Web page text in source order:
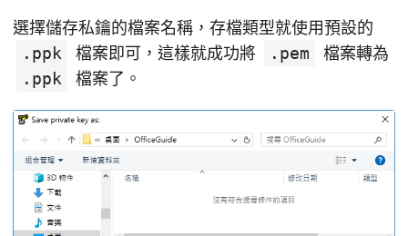
選擇儲存私鑰的檔案名稱，存檔類型就使用預設的
.ppk
檔案即可，這樣就成功將 .pem
檔案轉為
.ppk
檔案了。